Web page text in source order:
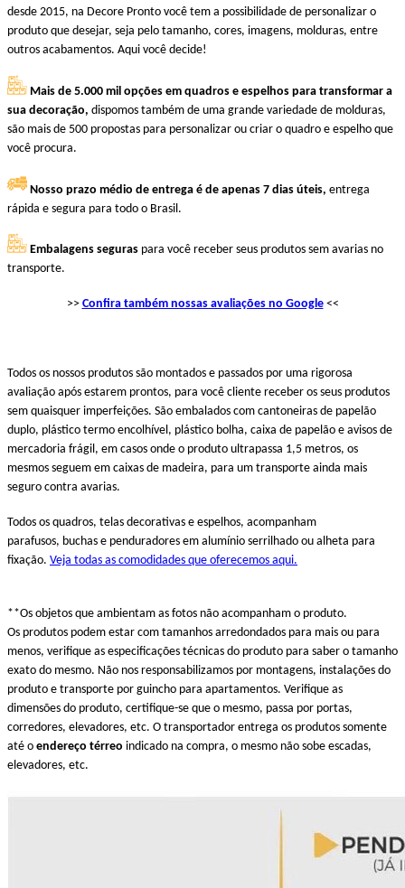
desde 2015, na Decore Pronto você tem a possibilidade de personalizar o
produto que desejar, seja pelo tamanho, cores, imagens, molduras, entre
outros acabamentos. Aqui você decide!
Mais de 5.000 mil opções em quadros e espelhos para transformar a
sua decoração, dispomos também de uma grande variedade de molduras,
são mais de 500 propostas para personalizar ou criar o quadro e espelho que
você procura.
Nosso prazo médio de entrega é de apenas 7 dias úteis, entrega
rápida e segura para todo o Brasil.
Embalagens seguras para você receber seus produtos sem avarias no
transporte.
>> Confira também nossas avaliações no Google<<
Todos os nossos produtos são montados e passados por uma rigorosa
avaliação após estarem prontos, para você cliente receber os seus produtos
sem quaisquer imperfeições. São embalados com cantoneiras de papelão
duplo, plástico termo encolhível, plástico bolha, caixa de papelão e avisos de
mercadoria frágil, em casos onde o produto ultrapassa 1,5 metros, os
mesmos seguem em caixas de madeira, para um transporte ainda mais
seguro contra avarias.
Todos os quadros, telas decorativas e espelhos, acompanham
parafusos, buchas e penduradores em alumínio serrilhado ou alheta para
fixação. Veja todas as comodidades que oferecemos aqui.
**Os objetos que ambientam as fotos não acompanham o produto.
Os produtos podem estar com tamanhos arredondados para mais ou para
menos, verifique as especificações técnicas do produto para saber o tamanho
exato do mesmo. Não nos responsabilizamos por montagens, instalações do
produto e transporte por guincho para apartamentos. Verifique as
dimensões do produto, certifique-se que o mesmo, passa por portas,
corredores, elevadores, etc. O transportador entrega os produtos somente
até o endereço térreo indicado na compra, o mesmo não sobe escadas,
elevadores, etc.